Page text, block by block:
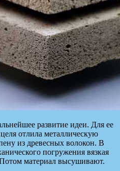
развитие идеи. Для ее
отлила металлическую
из древесных волокон. В
погружения вязкая
материал высушивают.